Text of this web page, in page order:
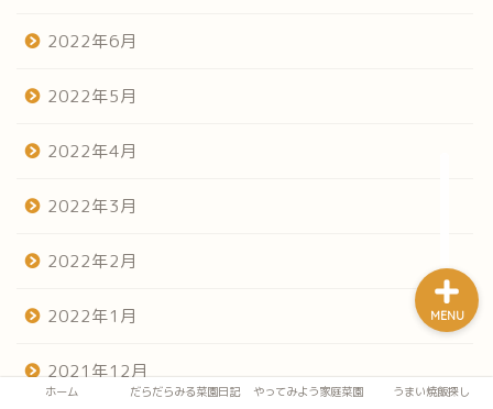
2022年6月
2022年5月
2022年4月
2022年3月
2022年2月
2022年1月
2021年12月
ホーム だらだらみる菜園日記 やってみよう家庭菜園 うまい焼飯探し
MENU